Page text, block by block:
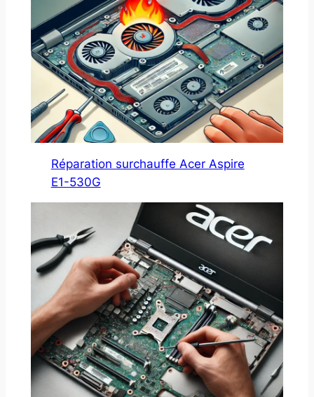
Réparation surchauffe Acer Aspire
E1-530G